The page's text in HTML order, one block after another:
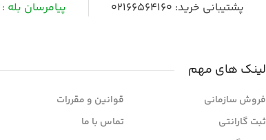
پشتیبانی خرید: 02166564160 پیامرسان بله :
لینک های مهم
فروش سازمانی
ثبت گارانتی
قوانین و مقررات
تماس با ما